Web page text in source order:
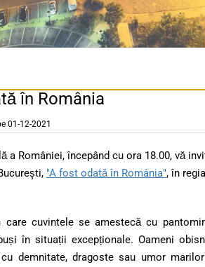
în România
01-12-2021
a României, începând cu ora 18.00, vă
"A fost odată în România", în
care cuvintele se amestecă cu
în situații excepționale. Oameni
cu demnitate, dragoste sau umor